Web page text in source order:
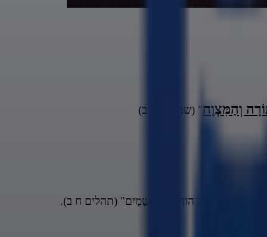
וְהַמִּצְוָה" (שמות כד יב)
ודם? "תְּנָה הוֹדְךָ עַל הַשָּׁמָיִם" (תהלים ח ב).